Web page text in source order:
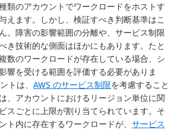
類のアカウントでワークロードをホストす
えます。しかし、検証すべき判断基準はこ
。障害の影響範囲の分離や、サービス制限
き技術的な側面はほかにもあります。たと
数のワークロードが存在している場合、シ
響を受ける範囲を評価する必要がありま
トは、 AWS のサービス制限を考慮すること
、アカウントにおけるリージョン単位に関
スごとに上限が割り当てられています。そ
ト内に存在するワークロードが、 サービス